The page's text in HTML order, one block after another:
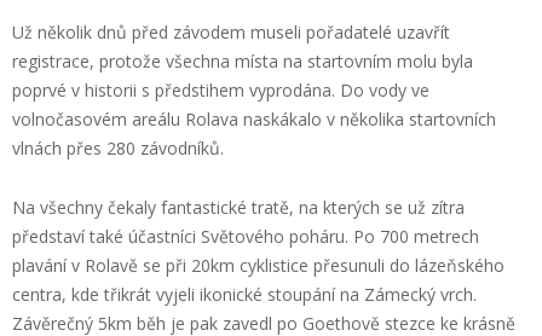
Už několik dnů před závodem museli pořadatelé uzavřít
registrace, protože všechna místa na startovním molu byla
poprvé v historii s předstihem vyprodána. Do vody ve
volnočasovém areálu Rolava naskákalo v několika startovních
vlnách přes 280 závodníků.
Na všechny čekaly fantastické tratě, na kterých se už zítra
představí také účastníci Světového poháru. Po 700 metrech
plavání v Rolavě se při 20km cyklistice přesunuli do lázeňského
centra, kde třikrát vyjeli ikonické stoupání na Zámecký vrch.
Závěrečný 5km běh je pak zavedl po Goethově stezce ke krásně